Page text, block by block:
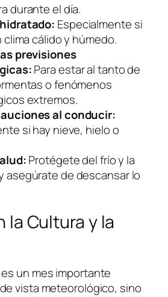
durante el día.
Especialmente si
clima cálido y húmedo.
previsiones
Para estar al tanto de
o fenómenos
extremos.
al conducir:
si hay nieve, hielo o
Protégete del frío y la
asegúrate de descansar lo
la Cultura y la
un mes importante
vista meteorológico, sino